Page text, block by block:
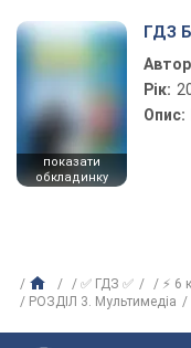
показати
обкладинку
ГДЗ
Рік:
Опис:
✅ ГДЗ ✅ ⚡ 6
РОЗДІЛ 3. Мультимедіа